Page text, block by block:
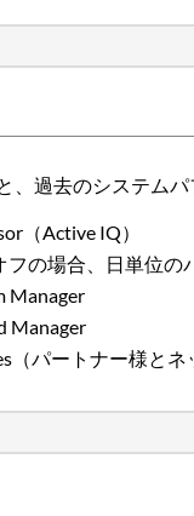
、過去のシステムパ
（Active IQ）
フの場合、日単位の
Manager
Manager
（パートナー様とネ